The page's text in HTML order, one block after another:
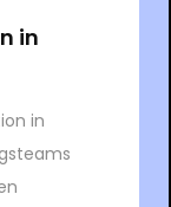
in
in